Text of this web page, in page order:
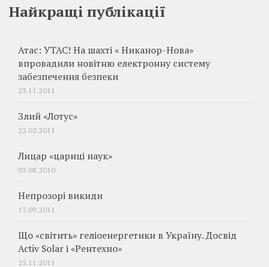
Найкращі публікації
Атас: УТАС! На шахті « Никанор-Нова»
впровадили новітню електронну систему
забезпечення безпеки
23.11.2011
Злий «Лотус»
22.02.2011
Лицар «цариці наук»
03.08.2010
Непрозорі викиди
13.09.2011
Що «світить» геліоенергетики в Україну. Досвід
Activ Solar і «Рентехно»
25.11.2011